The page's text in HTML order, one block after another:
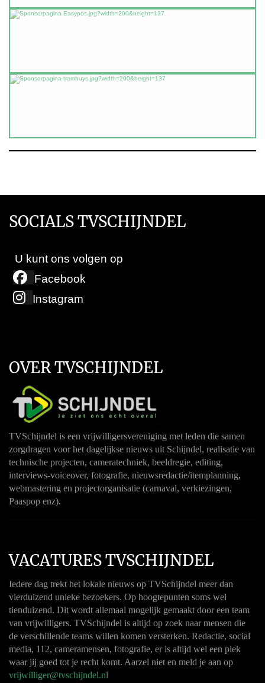
SOCIALS TVSCHIJNDEL
U kunt ons volgen op
Facebook
Instagram
OVER TVSCHIJNDEL
TVSchijndel is een vrijwilligersvereniging met leden die samen
zorgdragen voor het dagelijkse nieuws uit Schijndel, realisatie van
technische projecten, cameratechniek, beeldregie, editing,
interviews-voiceover, fotografie, nieuwsredactie/itemplanning,
webmastering en projectorganisatie (carnaval, verkiezingen,
Paaspop enz).
VACATURES TVSCHIJNDEL
Iedere dag trekt het lokale nieuws op TVSchijndel meer dan
vierduizend unieke bezoekers. Op hoogtepunten soms wel
tienduizend. Dit wordt allemaal mogelijk gemaakt door een team
van vrijwilligers. TVSchijndel is altijd op zoek naar mensen die
de verschillende teams willen komen versterken. Redactie, social
media, 112, cameramensen, fotografie, er is altijd wel een plek
waar jij goed tot je recht komt. Aarzel niet en meld je aan op
vrijwilliger@tvschijndel.nl